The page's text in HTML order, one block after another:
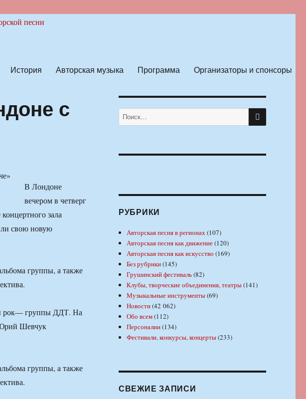
История Авторская музыка Программа Организаторы и спонсоры
с
В Лондоне
вечером в четверг
зала
свою новую
группы, а также
рок— группы ДДТ. На
Шевчук
группы, а также
Искать: ПОИСК
РУБРИКИ
Авторская песня в регионах(107)
Авторская песня как движение(120)
Авторская песня как искусство (169)
Без рубрики(145)
Грушинский фестиваль(82)
Клубы, творческие объединения, театры(141)
Музыкальные инструменты(69)
Новости(42 062)
Обо всем(112)
Персоналии(134)
Фестивали, конкурсы, концерты(233)
СВЕЖИЕ ЗАПИСИ